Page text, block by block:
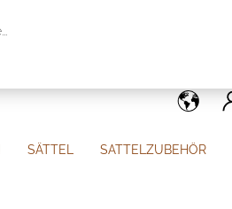
SÄTTEL SATTELZUBEHÖR